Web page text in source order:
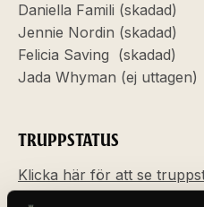
Daniella Famili (skadad)
Jennie Nordin (skadad)
Felicia Saving (skadad)
Jada Whyman (ej uttagen)
TRUPPSTATUS
Klicka här för att se